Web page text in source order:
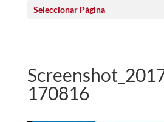
Seleccionar Pàgina
170816